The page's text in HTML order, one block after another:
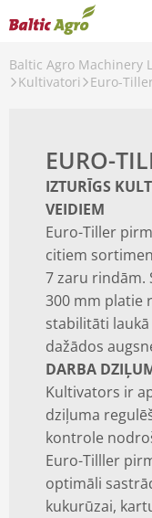
Baltic Agro Machinery
Kultivatori
Euro-
EURO-
IZTURĪGS
VEIDIEM
Euro-Tiller
citiem
7 zaru rindām.
300 mm platie
stabilitāti
dažādos
DARBA
Kultivators ir
dziļuma
kontrole
Euro-Tilller
optimāli
kukurūzai,